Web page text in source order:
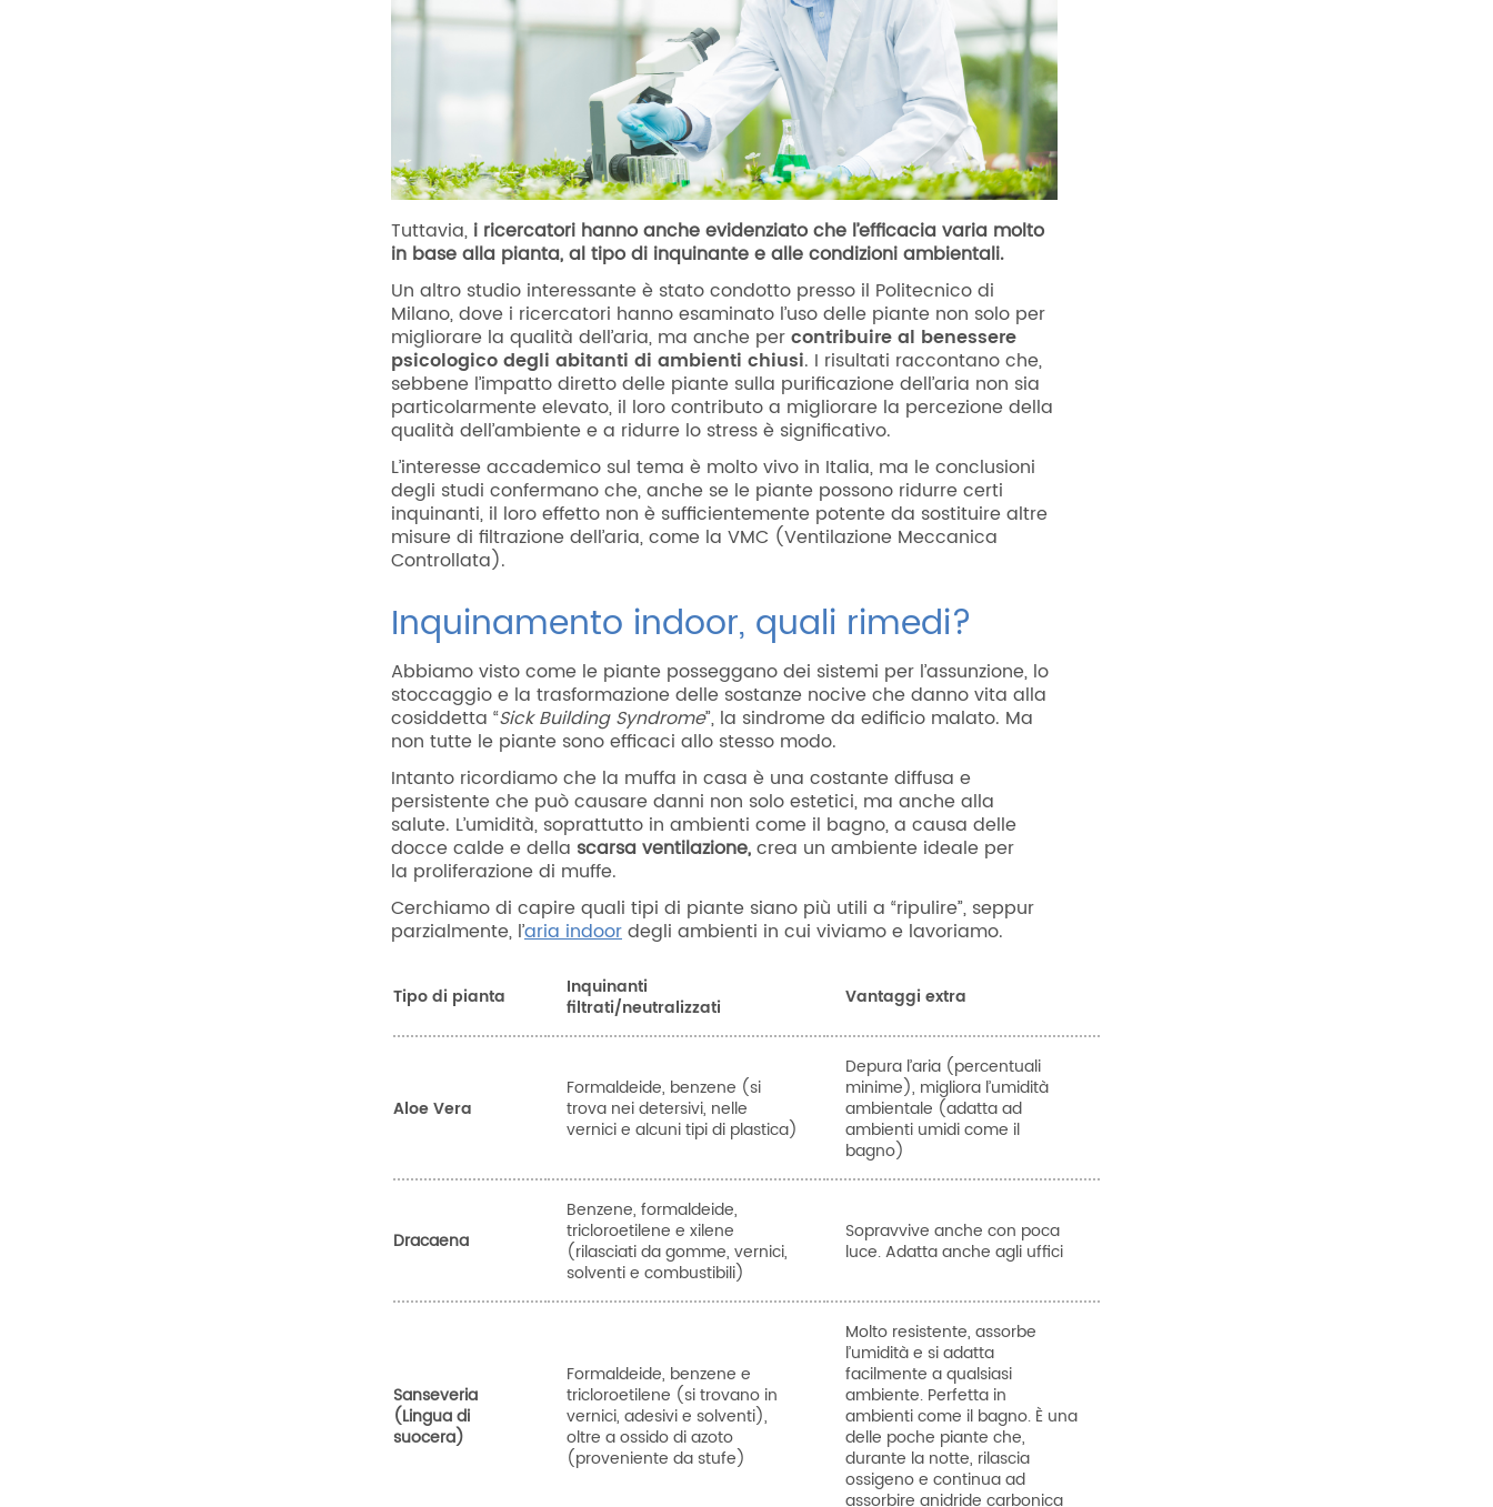
Tuttavia, i ricercatori hanno anche evidenziato che l’efficacia varia molto
in base alla pianta, al tipo di inquinante e alle condizioni ambientali.
Un altro studio interessante è stato condotto presso il Politecnico di
Milano, dove i ricercatori hanno esaminato l’uso delle piante non solo per
migliorare la qualità dell’aria, ma anche percontribuire al benessere
psicologico degli abitanti di ambienti chiusi. I risultati raccontano che,
sebbene l’impatto diretto delle piante sulla purificazione dell’aria non sia
particolarmente elevato, il loro contributo a migliorare la percezione della
qualità dell’ambiente e a ridurre lo stress è significativo.
L’interesse accademico sul tema è molto vivo in Italia, ma le conclusioni
degli studi confermano che, anche se le piante possono ridurre certi
inquinanti, il loro effetto non è sufficientemente potente da sostituire altre
misure di filtrazione dell’aria, come la VMC (Ventilazione Meccanica
Controllata).
Inquinamento indoor, quali rimedi?
Abbiamo visto come le piante posseggano dei sistemi per l’assunzione, lo
stoccaggio e la trasformazione delle sostanze nocive che danno vita alla
cosiddetta “Sick Building Syndrome”, la sindrome da edificio malato. Ma
non tutte le piante sono efficaci allo stesso modo.
Intanto ricordiamo che la muffa in casa è una costante diffusa e
persistente che può causare danni non solo estetici, ma anche alla
salute. L’umidità, soprattutto in ambienti come il bagno, a causa delle
docce calde e della scarsa ventilazione,crea un ambiente ideale per
la proliferazione di muffe.
Cerchiamo di capire quali tipi di piante siano più utili a “ripulire”, seppur
parzialmente, l’aria indoordegli ambienti in cui viviamo e lavoriamo.
Tipo di pianta
Inquinanti
filtrati/neutralizzati
Vantaggi extra
Aloe Vera
Formaldeide, benzene (si
trova nei detersivi, nelle
vernici e alcuni tipi di plastica)
Depura l’aria (percentuali
minime), migliora l’umidità
ambientale (adatta ad
ambienti umidi come il
bagno)
Dracaena
Benzene, formaldeide,
tricloroetilene e xilene
(rilasciati da gomme, vernici,
solventi e combustibili)
Sopravvive anche con poca
luce. Adatta anche agli uffici
Sanseveria
(Lingua di
suocera)
Formaldeide, benzene e
tricloroetilene (si trovano in
vernici, adesivi e solventi),
oltre a ossido di azoto
(proveniente da stufe)
Molto resistente, assorbe
l’umidità e si adatta
facilmente a qualsiasi
ambiente. Perfetta in
ambienti come il bagno. È una
delle poche piante che,
durante la notte, rilascia
ossigeno e continua ad
assorbire anidride carbonica